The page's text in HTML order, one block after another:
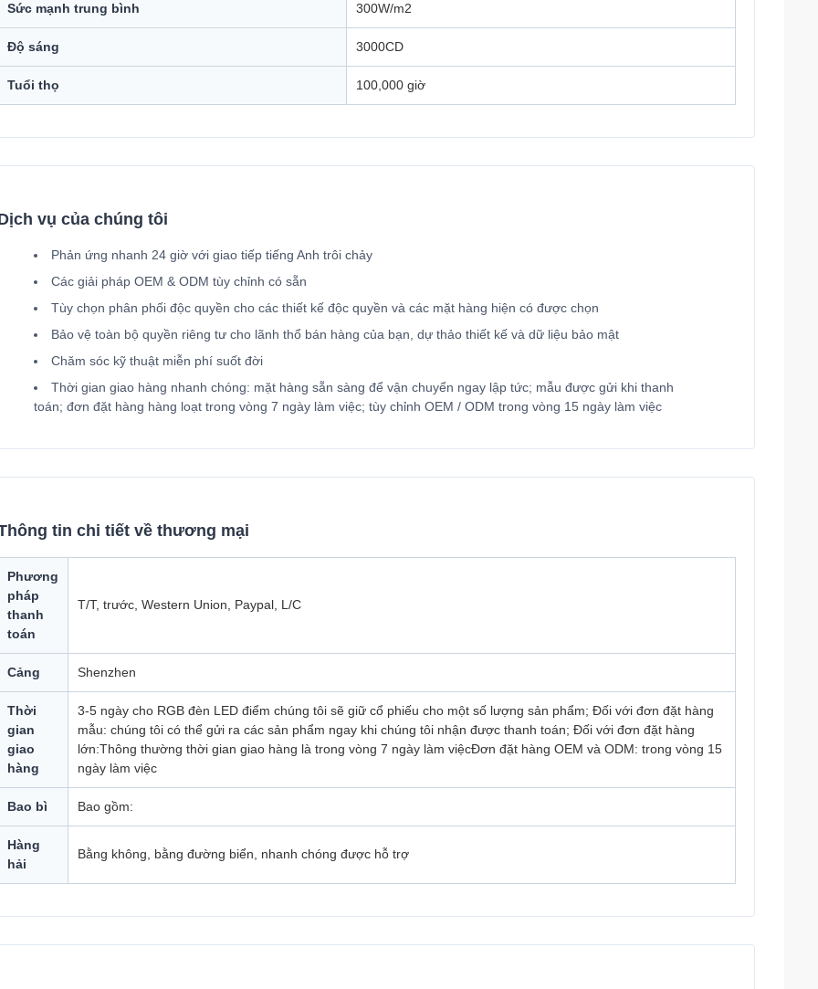
Sức mạnh trung bình 300W/m2
Độ sáng 3000CD
Tuổi thọ 100,000 giờ
vụ của chúng tôi
Phản ứng nhanh 24 giờ với giao tiếp tiếng Anh trôi chảy
Các giải pháp OEM & ODM tùy chỉnh có sẵn
Tùy chọn phân phối độc quyền cho các thiết kế độc quyền và các mặt hàng hiện có được chọn
Bảo vệ toàn bộ quyền riêng tư cho lãnh thổ bán hàng của bạn, dự thảo thiết kế và dữ liệu bảo mật
Chăm sóc kỹ thuật miễn phí suốt đời
Thời gian giao hàng nhanh chóng: mặt hàng sẵn sàng để vận chuyển ngay lập tức; mẫu được gửi khi thanh
toán; đơn đặt hàng hàng loạt trong vòng 7 ngày làm việc; tùy chỉnh OEM / ODM trong vòng 15 ngày làm việc
tin chi tiết về thương mại
Phương
pháp
thanh
toán
T/T, trước, Western Union, Paypal, L/C
Cảng Shenzhen
Thời
gian
giao
hàng
3-5 ngày cho RGB đèn LED điểm chúng tôi sẽ giữ cổ phiếu cho một số lượng sản phẩm; Đối với đơn đặt hàng
mẫu: chúng tôi có thể gửi ra các sản phẩm ngay khi chúng tôi nhận được thanh toán; Đối với đơn đặt hàng
lớn:Thông thường thời gian giao hàng là trong vòng 7 ngày làm việcĐơn đặt hàng OEM và ODM: trong vòng 15
ngày làm việc
Bao bì Bao gồm:
Hàng
hải
Bằng không, bằng đường biển, nhanh chóng được hỗ trợ